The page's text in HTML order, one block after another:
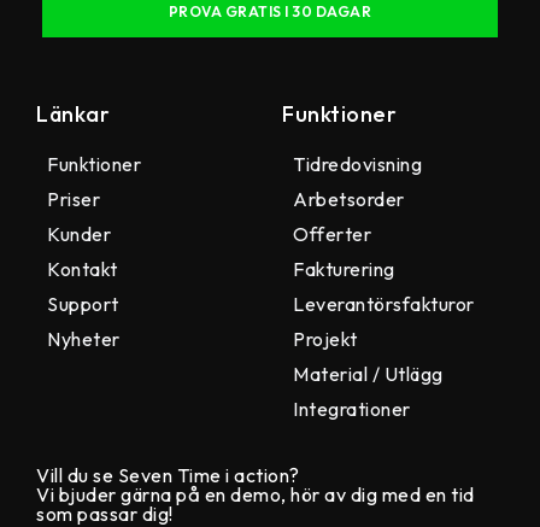
PROVA GRATIS I 30 DAGAR
Länkar
Funktioner
Priser
Kunder
Kontakt
Support
Nyheter
Funktioner
Tidredovisning
Arbetsorder
Offerter
Fakturering
Leverantörsfakturor
Projekt
Material / Utlägg
Integrationer
Vill du se Seven Time i action?
Vi bjuder gärna på en demo, hör av dig med en tid
som passar dig!